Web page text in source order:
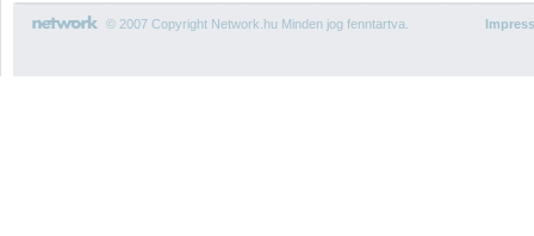
© 2007 Copyright Network.hu Minden jog fenntartva.